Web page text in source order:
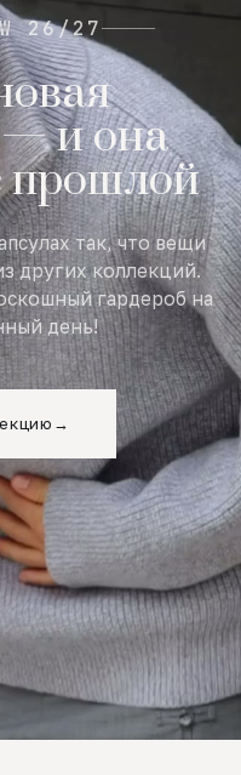
26/27
— и она
прошлой
так, что вещи
других коллекций.
гардероб на
день!
→